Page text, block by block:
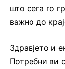
што сега го
важно до
Здравјето и
Потребни ви